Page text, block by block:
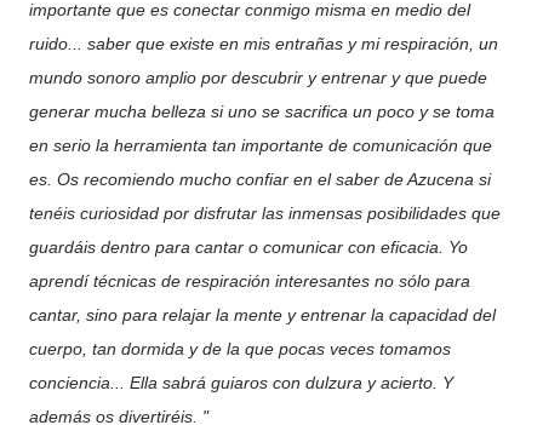
importante que es conectar conmigo misma en medio del
ruido... saber que existe en mis entrañas y mi respiración, un
mundo sonoro amplio por descubrir y entrenar y que puede
generar mucha belleza si uno se sacrifica un poco y se toma
en serio la herramienta tan importante de comunicación que
es. Os recomiendo mucho confiar en el saber de Azucena si
tenéis curiosidad por disfrutar las inmensas posibilidades que
guardáis dentro para cantar o comunicar con eficacia. Yo
aprendí técnicas de respiración interesantes no sólo para
cantar, sino para relajar la mente y entrenar la capacidad del
cuerpo, tan dormida y de la que pocas veces tomamos
conciencia... Ella sabrá guiaros con dulzura y acierto. Y
además os divertiréis. "